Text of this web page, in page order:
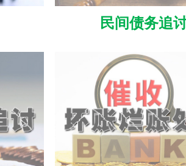
民间债务追